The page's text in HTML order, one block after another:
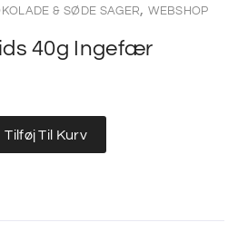
& SØDE SAGER,WEBSHOP
40g Ingefær
Tilføj Til Kurv